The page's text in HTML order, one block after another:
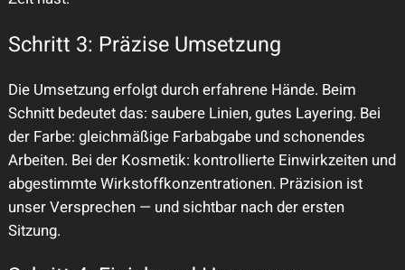
Schritt 3: Präzise Umsetzung
Die Umsetzung erfolgt durch erfahrene Hände. Beim
Schnitt bedeutet das: saubere Linien, gutes Layering. Bei
der Farbe: gleichmäßige Farbabgabe und schonendes
Arbeiten. Bei der Kosmetik: kontrollierte Einwirkzeiten und
abgestimmte Wirkstoffkonzentrationen. Präzision ist
unser Versprechen — und sichtbar nach der ersten
Sitzung.